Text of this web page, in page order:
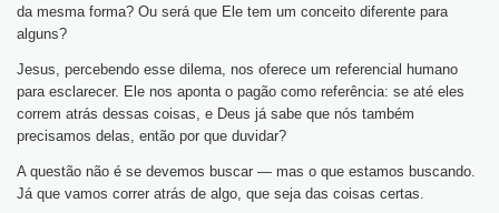
da mesma forma? Ou será que Ele tem um conceito diferente para
alguns?
Jesus, percebendo esse dilema, nos oferece um referencial humano
para esclarecer. Ele nos aponta o pagão como referência: se até eles
correm atrás dessas coisas, e Deus já sabe que nós também
precisamos delas, então por que duvidar?
A questão não é se devemos buscar — mas o que estamos buscando.
Já que vamos correr atrás de algo, que seja das coisas certas.